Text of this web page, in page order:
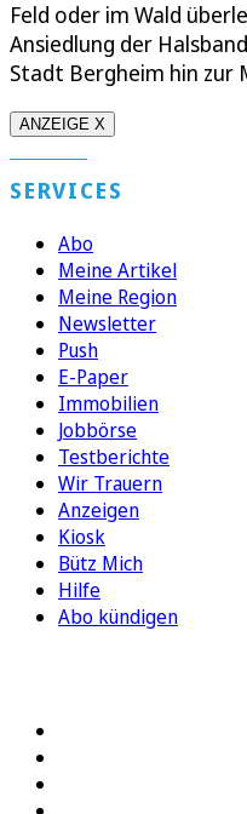
Feld oder im Wald
Ansiedlung der
Stadt Bergheim hin zur
ANZEIGE X
SERVICES
Abo
Meine Artikel
Meine Region
Newsletter
Push
E-Paper
Immobilien
Jobbörse
Testberichte
Wir Trauern
Anzeigen
Kiosk
Bütz Mich
Hilfe
Abo kündigen